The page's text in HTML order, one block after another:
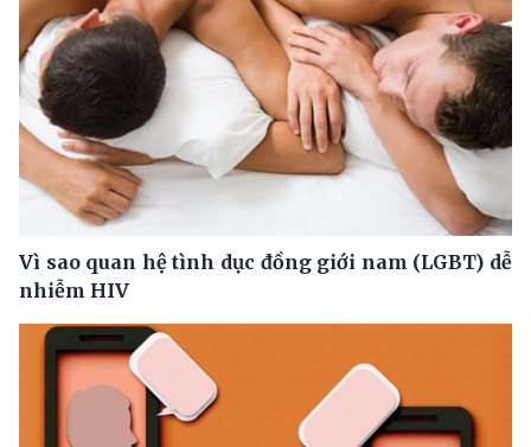
Vì sao quan hệ tình dục đồng giới nam (LGBT) dễ
nhiễm HIV